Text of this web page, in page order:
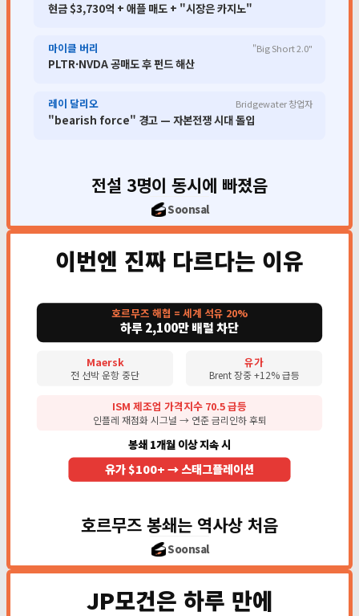
현금 $3,730억 + 애플 매도 + "시장은 카지노"
마이클 버리
PLTR·NVDA 공매도 후 펀드 해산
"Big Short 2.0"
레이 달리오
"bearish force" 경고 — 자본전쟁 시대 돌입
Bridgewater 창업자
전설 3명이 동시에 빠졌음
Soonsal
이번엔 진짜 다르다는 이유
호르무즈 해협 = 세계 석유 20%
하루 2,100만 배럴 차단
Maersk
전 선박 운항 중단
유가
Brent 장중 +12% 급등
ISM 제조업 가격지수 70.5 급등
인플레 재점화 시그널 → 연준 금리인하 후퇴
봉쇄 1개월 이상 지속 시
유가 $100+ → 스태그플레이션
호르무즈 봉쇄는 역사상 처음
Soonsal
JP모건은 하루 만에